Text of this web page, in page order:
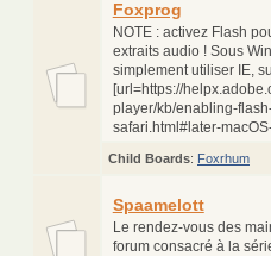
Foxprog
NOTE : activez Flash
extraits audio ! Sous
simplement utiliser IE,
[url=https://
player/kb/enabling-
safari.html#later-
Child Boards: Foxrhum
Spaamelott
Le rendez-vous des
forum consacré à la